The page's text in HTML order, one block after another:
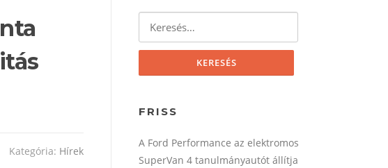
Kategória: Hírek
Keresés:
FRISS
A Ford Performance az elektromos
SuperVan 4 tanulmányautót állítja